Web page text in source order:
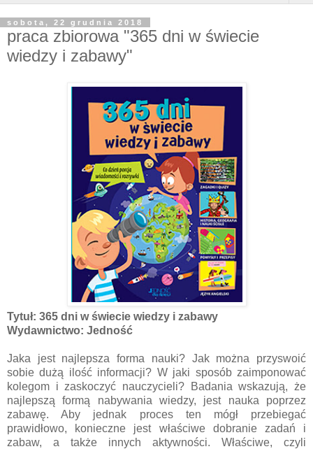
sobota, 22 grudnia 2018
praca zbiorowa "365 dni w świecie
wiedzy i zabawy"
Tytuł: 365 dni w świecie wiedzy i zabawy
Wydawnictwo: Jedność
Jaka jest najlepsza forma nauki? Jak można przyswoić
sobie dużą ilość informacji? W jaki sposób zaimponować
kolegom i zaskoczyć nauczycieli? Badania wskazują, że
najlepszą formą nabywania wiedzy, jest nauka poprzez
zabawę. Aby jednak proces ten mógł przebiegać
prawidłowo, konieczne jest właściwe dobranie zadań i
zabaw, a także innych aktywności. Właściwe, czyli